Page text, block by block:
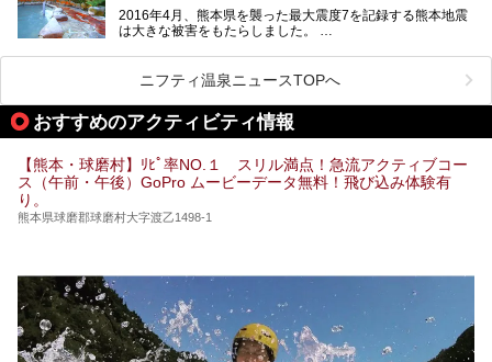
出すスーパー銭湯が豊富です。なかでも注目のスーパー銭湯
をピックアップしました。
2016年4月、熊本県を襲った最大震度7を記録する熊本地震
は大きな被害をもたらしました。
阿蘇山麓の南阿蘇村の「地獄温泉 清風荘」、そして「清風
荘」から400mほど離れた「垂玉（たるたま）温泉 山口旅
館」の2軒は、この地震による土砂崩れなどのために、一時
期は孤立状態に。もしかしたらこの時のニュースで、「地獄
温泉」と「垂玉温泉」の名前を知った人もいるかもしれませ
ん。
この2軒は今どうなっているのでしょうか。実は現在は「地
獄温泉 青風荘．」「垂玉温泉 瀧日和」として営業を再開し
します。
ニフティ温泉ニュースTOPへ
おすすめのアクティビティ情報
【熊本・球磨村】ﾘﾋﾟ率NO.１ スリル満点！急流アクティブコー
ス（午前・午後）GoPro ムービーデータ無料！飛び込み体験有
り。
熊本県球磨郡球磨村大字渡乙1498-1